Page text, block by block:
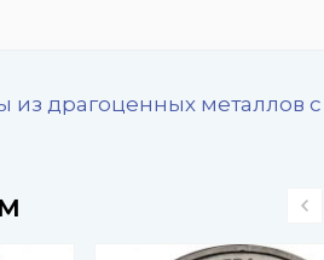
из драгоценных металлов с